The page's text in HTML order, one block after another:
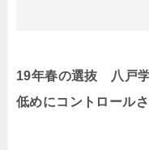
19年春の選抜 八戸
低めにコントロール